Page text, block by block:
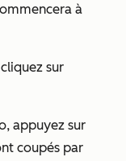
à
sur
appuyez sur
coupés par